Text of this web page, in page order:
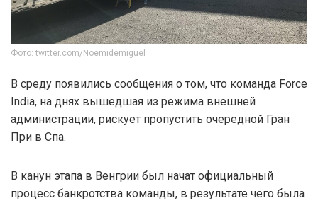
Фото: twitter.com/Noemidemiguel
В среду появились сообщения о том, что команда Force
India, на днях вышедшая из режима внешней
администрации, рискует пропустить очередной Гран
При в Спа.
В канун этапа в Венгрии был начат официальный
процесс банкротства команды, в результате чего была